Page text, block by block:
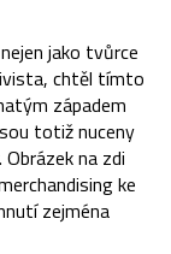
jako tvůrce
chtěl tímto
západem
totiž nuceny
na zdi
ke
zejména